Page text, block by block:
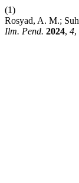
(1)
Rosyad, A. M.;
Ilm. Pend. 2024, 4,